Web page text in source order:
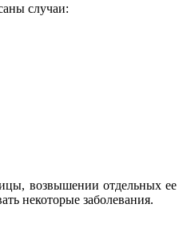
случаи:
возвышении отдельных ее
некоторые заболевания.